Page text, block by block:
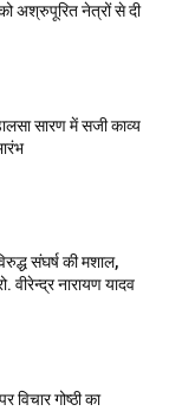
को अश्रुपूरित नेत्रों से दी
सारण में सजी काव्य
संघर्ष की मशाल,
वीरेन्द्र नारायण यादव
गोष्ठी का